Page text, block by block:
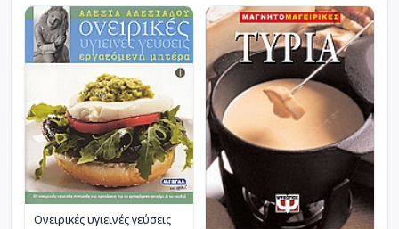
Ονειρικές υγιεινές γεύσεις